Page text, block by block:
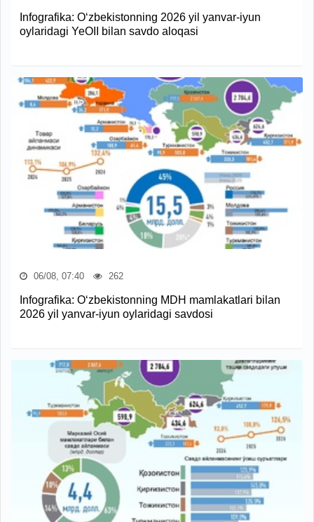
Infografika: O‘zbekistonning 2026 yil yanvar-iyun
oylaridagi YeOII bilan savdo aloqasi
06/08, 07:40 262
Infografika: O‘zbekistonning MDH mamlakatlari bilan
2026 yil yanvar-iyun oylaridagi savdosi